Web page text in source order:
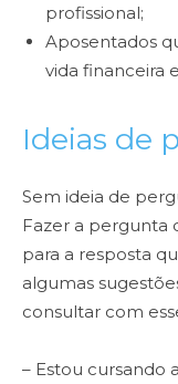
profissional;
Aposentados
vida financeira
Ideias de
Sem ideia de
Fazer a pergunta
para a resposta
algumas
consultar com
– Estou cursando